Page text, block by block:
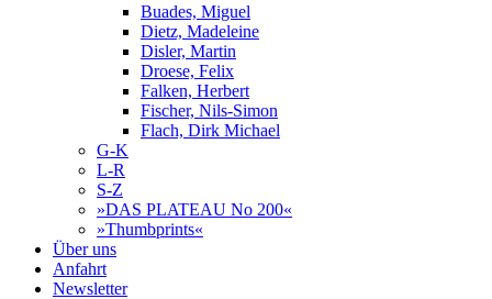
Buades, Miguel
Dietz, Madeleine
Disler, Martin
Droese, Felix
Falken, Herbert
Fischer, Nils-Simon
Flach, Dirk Michael
G-K
L-R
S-Z
»DAS PLATEAU No 200«
»Thumbprints«
Über uns
Anfahrt
Newsletter